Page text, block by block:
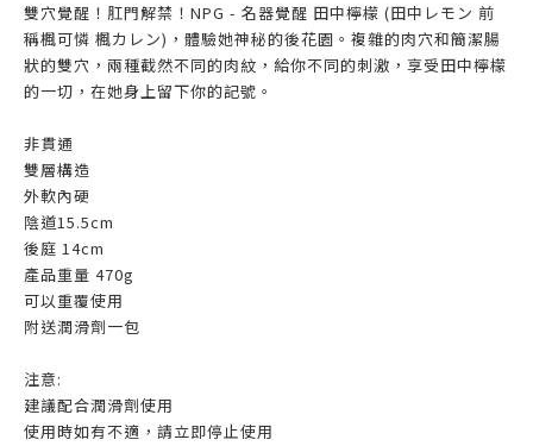
雙穴覺醒！肛門解禁！NPG - 名器覺醒 田中檸檬 (田中レモン 前
稱楓可憐 楓カレン)，體驗她神秘的後花園。複雜的肉穴和簡潔腸
狀的雙穴，兩種截然不同的肉紋，給你不同的刺激，享受田中檸檬
的一切，在她身上留下你的記號。
非貫通
雙層構造
外軟內硬
陰道15.5cm
後庭 14cm
產品重量 470g
可以重覆使用
附送潤滑劑一包
注意:
建議配合潤滑劑使用
使用時如有不適，請立即停止使用